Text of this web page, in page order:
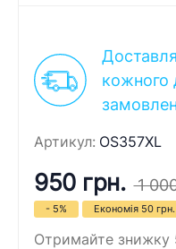
кожного
Артикул: OS357XL
950 грн. 1
- 5% Економія 50 грн.
Отримайте знижку